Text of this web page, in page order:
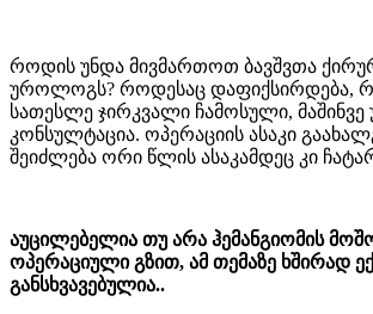
როდის უნდა მივმართოთ ბავშვთა
უროლოგს? როდესაც დაფიქსირდება,
სათესლე ჯირკვალი ჩამოსული, მაშინვე
კონსულტაცია. ოპერაციის ასაკი
შეიძლება ორი წლის ასაკამდეც კი
აუცილებელია თუ არა ჰემანგიომის
ოპერაციული გზით, ამ თემაზე ხშირად
განსხვავებულია..